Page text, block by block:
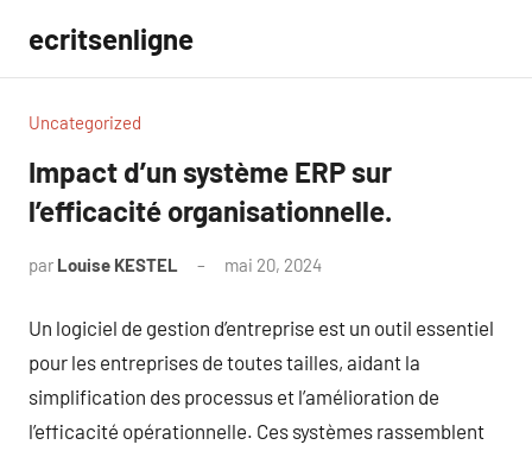
contenu
ecritsenligne
Uncategorized
Impact d’un système ERP sur
l’efficacité organisationnelle.
par Louise KESTEL mai 20, 2024
Un logiciel de gestion d’entreprise est un outil essentiel
pour les entreprises de toutes tailles, aidant la
simplification des processus et l’amélioration de
l’efficacité opérationnelle. Ces systèmes rassemblent